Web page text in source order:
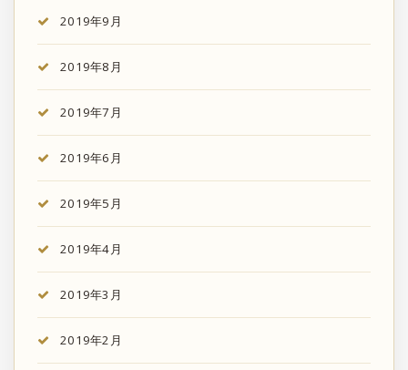
2019年9月
2019年8月
2019年7月
2019年6月
2019年5月
2019年4月
2019年3月
2019年2月